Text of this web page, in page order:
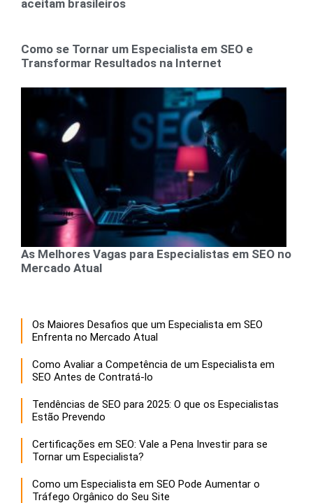
aceitam brasileiros
Como se Tornar um Especialista em SEO e
Transformar Resultados na Internet
As Melhores Vagas para Especialistas em SEO no
Mercado Atual
Os Maiores Desafios que um Especialista em SEO
Enfrenta no Mercado Atual
Como Avaliar a Competência de um Especialista em
SEO Antes de Contratá-lo
Tendências de SEO para 2025: O que os Especialistas
Estão Prevendo
Certificações em SEO: Vale a Pena Investir para se
Tornar um Especialista?
Como um Especialista em SEO Pode Aumentar o
Tráfego Orgânico do Seu Site